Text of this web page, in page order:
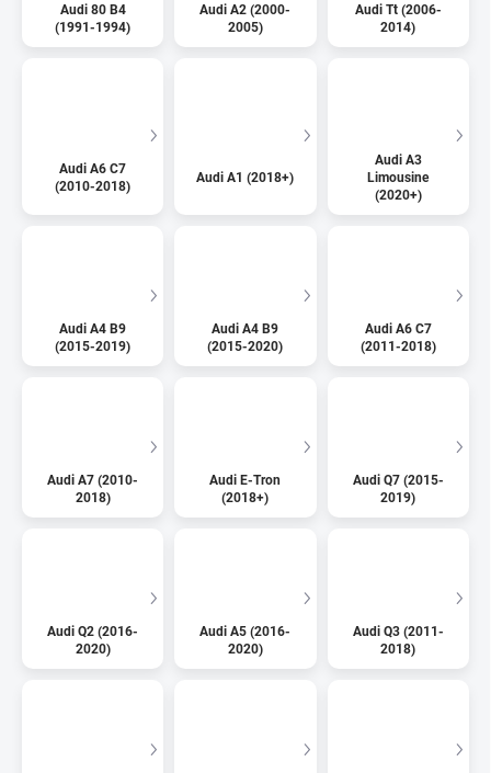
Audi 80 B4
(1991-1994)
Audi A2 (2000-
2005)
Audi Tt (2006-
2014)
Audi A6 C7
(2010-2018)
Audi A1 (2018+)
Audi A3
Limousine
(2020+)
Audi A4 B9
(2015-2019)
Audi A4 B9
(2015-2020)
Audi A6 C7
(2011-2018)
Audi A7 (2010-
2018)
Audi E-Tron
(2018+)
Audi Q7 (2015-
2019)
Audi Q2 (2016-
2020)
Audi A5 (2016-
2020)
Audi Q3 (2011-
2018)